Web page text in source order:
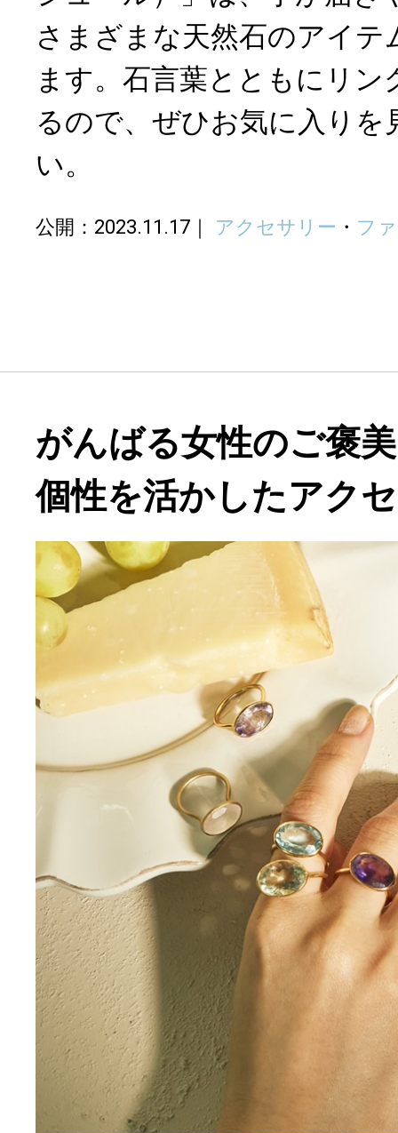
さまざまな天然石のアイテ
ます。石言葉とともにリン
るので、ぜひお気に入りを
い。
公開：2023.11.17 アクセサリー ・ フ
がんばる女性のご褒
個性を活かしたアク